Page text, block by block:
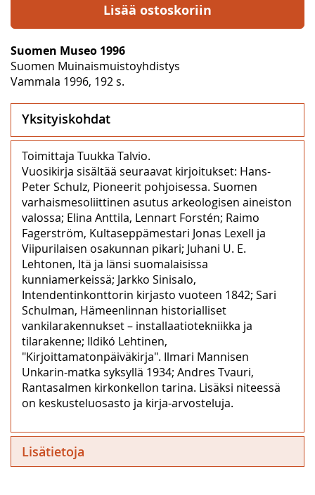
Lisää ostoskoriin
Suomen Museo 1996
Suomen Muinaismuistoyhdistys
Vammala 1996, 192 s.
Yksityiskohdat
Toimittaja Tuukka Talvio.
Vuosikirja sisältää seuraavat kirjoitukset: Hans-
Peter Schulz, Pioneerit pohjoisessa. Suomen
varhaismesoliittinen asutus arkeologisen aineiston
valossa; Elina Anttila, Lennart Forstén; Raimo
Fagerström, Kultaseppämestari Jonas Lexell ja
Viipurilaisen osakunnan pikari; Juhani U. E.
Lehtonen, Itä ja länsi suomalaisissa
kunniamerkeissä; Jarkko Sinisalo,
Intendentinkonttorin kirjasto vuoteen 1842; Sari
Schulman, Hämeenlinnan historialliset
vankilarakennukset – installaatiotekniikka ja
tilarakenne; Ildikó Lehtinen,
"Kirjoittamatonpäiväkirja". Ilmari Mannisen
Unkarin-matka syksyllä 1934; Andres Tvauri,
Rantasalmen kirkonkellon tarina. Lisäksi niteessä
on keskusteluosasto ja kirja-arvosteluja.
Lisätietoja